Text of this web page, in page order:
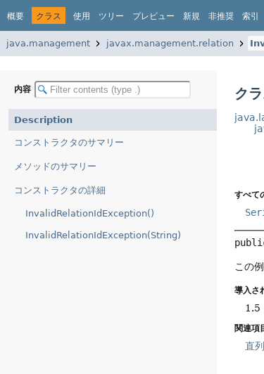
概要 クラス 使用 ツリー プレビュー 新規 非推奨 索引
java.management javax.management.relation
内容
Description
コンストラクタのサマリー
メソッドのサマリー
コンストラクタの詳細
InvalidRelationIdException()
InvalidRelationIdException(String)
ク
すべて
この
導入さ
1.5
関連項
直